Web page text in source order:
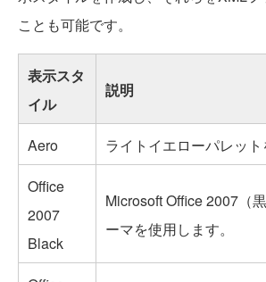
ことも可能です。
表示スタ
イル
説明
Aero
ライトイエローパレット
Office
2007
Black
Microsoft Office 2007（
ーマを使用します。